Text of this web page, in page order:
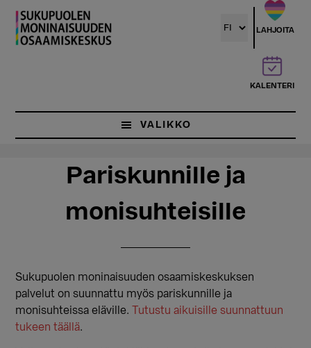
Hyppää
pääsisältöön
Hyppää
ensisijaiseen
sivupalkkiin
LAHJOITA
KALENTERI
VALIKKO
Pariskunnille ja
monisuhteisille
Sukupuolen moninaisuuden osaamiskeskuksen
palvelut on suunnattu myös pariskunnille ja
monisuhteissa eläville.
Tutustu aikuisille suunnattuun
tukeen täällä.